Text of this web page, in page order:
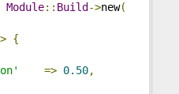
Module:: Build ->new(
{
=> 0.50,